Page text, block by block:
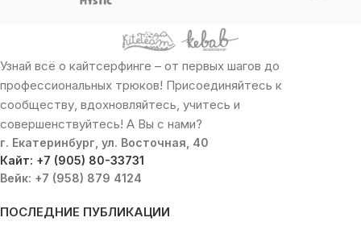
Узнай всё о кайтсерфинге – от первых шагов до
профессиональных трюков! Присоединяйтесь к
сообществу, вдохновляйтесь, учитесь и
совершенствуйтесь! А Вы с нами?
г. Екатеринбург, ул. Восточная, 40
Кайт: +7 (905) 80-33731
Вейк: +7 (958) 879 4124
ПОСЛЕДНИЕ ПУБЛИКАЦИИ